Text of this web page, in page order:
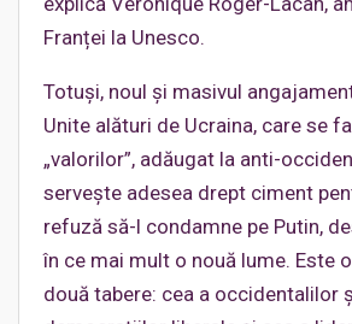
Franței la Unesco.
Totuși, noul și masivul
Unite alături de Ucraina, care se
„valorilor”, adăugat la anti-
servește adesea drept ciment
refuză să-l condamne pe Putin,
în ce mai mult o nouă lume. Este
două tabere: cea a occidentalilor